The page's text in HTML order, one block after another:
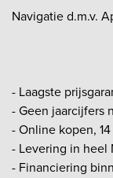
Navigatie d.m.v.
- Laagste
- Geen jaarcijfers
- Online kopen,
- Levering in heel
- Financiering